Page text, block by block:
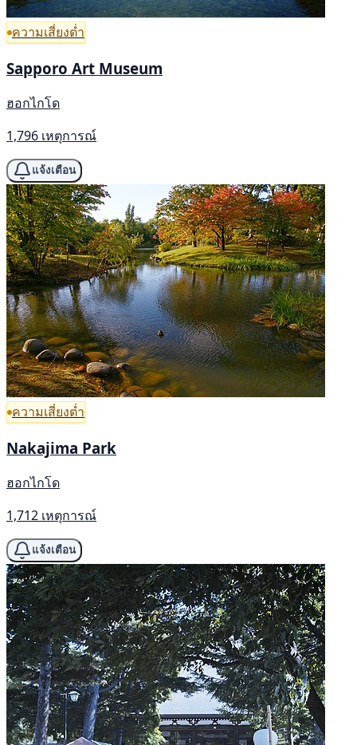
ความเสี่ยงต่ำ
Sapporo Art Museum
ฮอกไกโด
1,796 เหตุการณ์
แจ้งเตือน
ความเสี่ยงต่ำ
Nakajima Park
ฮอกไกโด
1,712 เหตุการณ์
แจ้งเตือน